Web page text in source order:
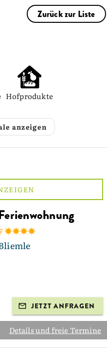
Zurück zur Liste
Hofprodukte
anzeigen
JETZT ANFRAGEN
Details und freie Termine